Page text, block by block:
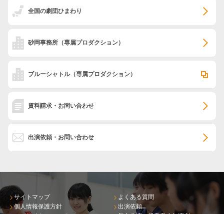
全国の劇団ひまわり
砂岡事務所 （専属プロダクション）
ブルーシャトル（専属プロダクション）
資料請求・お問い合わせ
出演依頼・お問い合わせ
サイトマップ
個人情報保護方針
よくある質問
出演依頼